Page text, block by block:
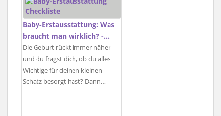
Baby-Erstausstattung: Was
braucht man wirklich? -…
Die Geburt rückt immer näher
und du fragst dich, ob du alles
Wichtige für deinen kleinen
Schatz besorgt hast? Dann…